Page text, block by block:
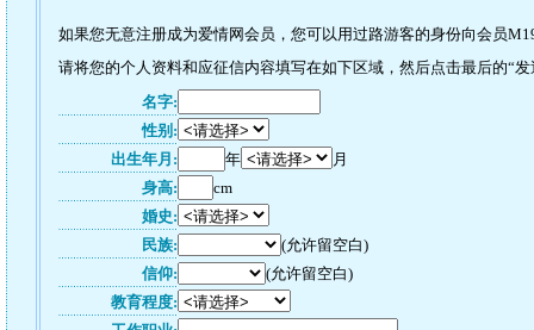
如果您无意注册成为爱情网会员，您可以用过路游客的身份向会员
请将您的个人资料和应征信内容填写在如下区域，然后点击最后的“
名字:
性别:
出生年月:
年
月
身高:
cm
婚史:
民族:
(允许留空白)
信仰:
(允许留空白)
教育程度: